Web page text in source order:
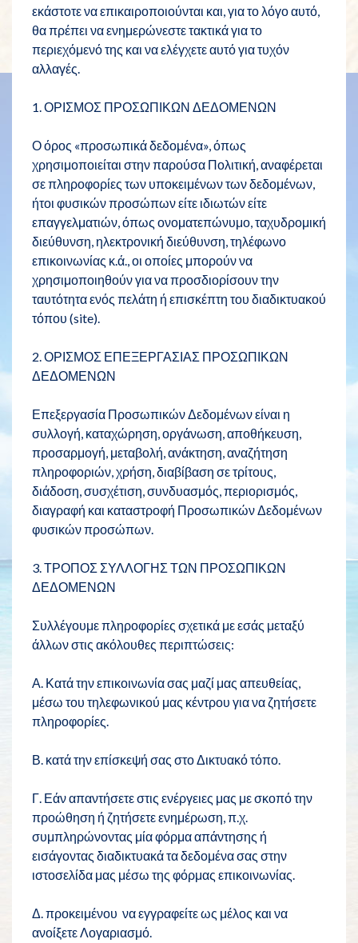
εκάστοτε να επικαιροποιούνται και, για το λόγο αυτό,
θα πρέπει να ενημερώνεστε τακτικά για το
περιεχόμενό της και να ελέγχετε αυτό για τυχόν
αλλαγές.
1. ΟΡΙΣΜΟΣ ΠΡΟΣΩΠΙΚΩΝ ΔΕΔΟΜΕΝΩΝ
Ο όρος «προσωπικά δεδομένα», όπως
χρησιμοποιείται στην παρούσα Πολιτική, αναφέρεται
σε πληροφορίες των υποκειμένων των δεδομένων,
ήτοι φυσικών προσώπων είτε ιδιωτών είτε
επαγγελματιών, όπως ονοματεπώνυμο, ταχυδρομική
διεύθυνση, ηλεκτρονική διεύθυνση, τηλέφωνο
επικοινωνίας κ.ά., οι οποίες μπορούν να
χρησιμοποιηθούν για να προσδιορίσουν την
ταυτότητα ενός πελάτη ή επισκέπτη του διαδικτυακού
τόπου (site).
2. ΟΡΙΣΜΟΣ ΕΠΕΞΕΡΓΑΣΙΑΣ ΠΡΟΣΩΠΙΚΩΝ
ΔΕΔΟΜΕΝΩΝ
Επεξεργασία Προσωπικών Δεδομένων είναι η
συλλογή, καταχώρηση, οργάνωση, αποθήκευση,
προσαρμογή, μεταβολή, ανάκτηση, αναζήτηση
πληροφοριών, χρήση, διαβίβαση σε τρίτους,
διάδοση, συσχέτιση, συνδυασμός, περιορισμός,
διαγραφή και καταστροφή Προσωπικών Δεδομένων
φυσικών προσώπων.
3. ΤΡΟΠΟΣ ΣΥΛΛΟΓΗΣ ΤΩΝ ΠΡΟΣΩΠΙΚΩΝ
ΔΕΔΟΜΕΝΩΝ
Συλλέγουμε πληροφορίες σχετικά με εσάς μεταξύ
άλλων στις ακόλουθες περιπτώσεις:
Α. Κατά την επικοινωνία σας μαζί μας απευθείας,
μέσω του τηλεφωνικού μας κέντρου για να ζητήσετε
πληροφορίες.
Β. κατά την επίσκεψή σας στο Δικτυακό τόπο.
Γ. Εάν απαντήσετε στις ενέργειες μας με σκοπό την
προώθηση ή ζητήσετε ενημέρωση, π.χ.
συμπληρώνοντας μία φόρμα απάντησης ή
εισάγοντας διαδικτυακά τα δεδομένα σας στην
ιστοσελίδα μας μέσω της φόρμας επικοινωνίας.
Δ. προκειμένου να εγγραφείτε ως μέλος και να
ανοίξετε Λογαριασμό.